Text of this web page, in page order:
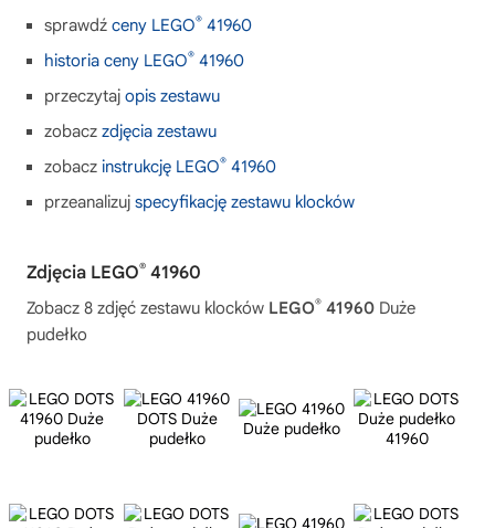
sprawdź ceny LEGO® 41960
historia ceny LEGO® 41960
przeczytaj opis zestawu
zobacz zdjęcia zestawu
zobacz instrukcję LEGO® 41960
przeanalizuj specyfikację zestawu klocków
Zdjęcia LEGO® 41960
Zobacz 8 zdjęć zestawu klocków LEGO® 41960 Duże
pudełko